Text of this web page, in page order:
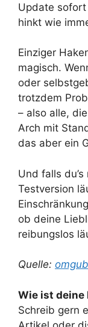
Update
hinkt wie
Einziger
magisch.
oder
trotzdem
– also alle,
Arch mit
das aber ein
Und falls
Testversion
ob deine
reibungslos
Quelle:
Wie ist deine
Schreib gern